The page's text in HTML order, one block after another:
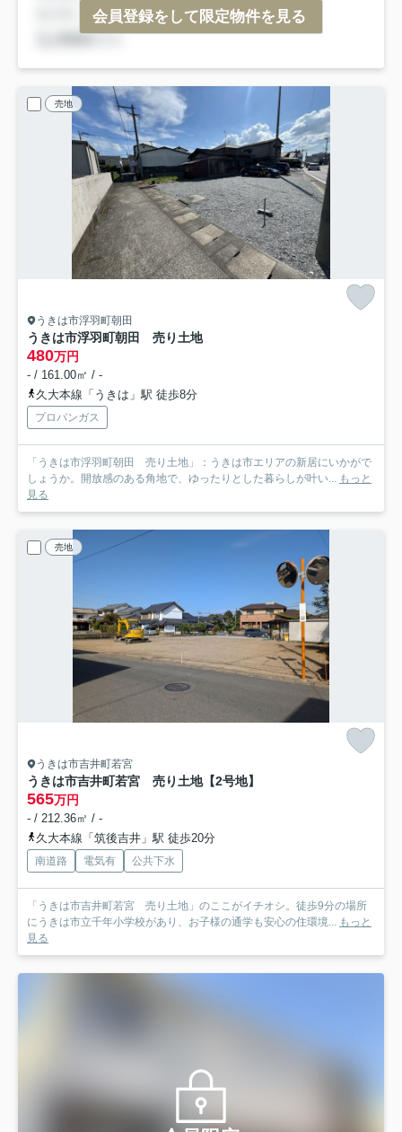
会員登録をして限定物件を見る
売地
うきは市浮羽町朝田
うきは市浮羽町朝田 売り土地
480万円
- / 161.00㎡ / -
久大本線「うきは」駅 徒歩8分
プロパンガス
「うきは市浮羽町朝田 売り土地」：うきは市エリアの新居にいかがで
しょうか。開放感のある角地で、ゆったりとした暮らしが叶い... もっと
見る
売地
うきは市吉井町若宮
うきは市吉井町若宮 売り土地【2号地】
565万円
- / 212.36㎡ / -
久大本線「筑後吉井」駅 徒歩20分
南道路 電気有 公共下水
「うきは市吉井町若宮 売り土地」のここがイチオシ。徒歩9分の場所
にうきは市立千年小学校があり、お子様の通学も安心の住環境... もっと
見る